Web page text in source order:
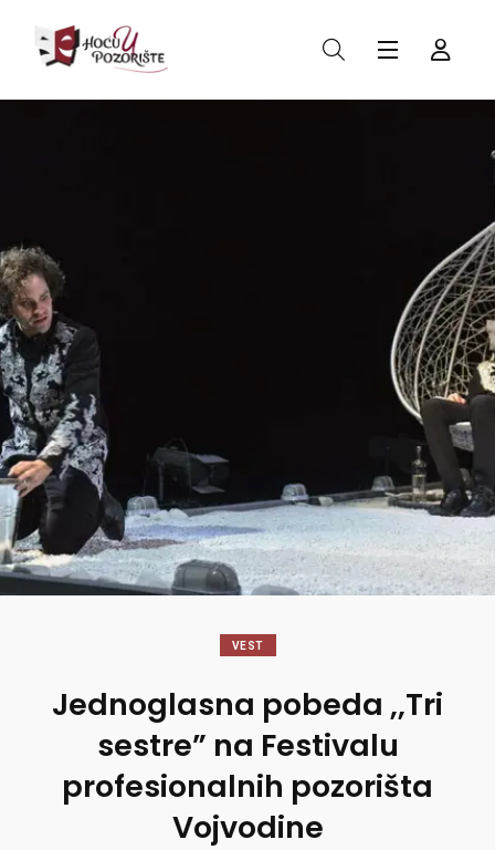
VEST
Jednoglasna pobeda ,,Tri
sestre” na Festivalu
profesionalnih pozorišta
Vojvodine